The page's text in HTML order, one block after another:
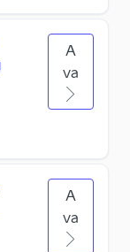
A
va
A
va